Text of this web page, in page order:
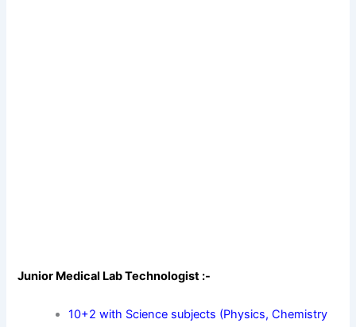
Junior Medical Lab Technologist :-
10+2 with Science subjects (Physics, Chemistry